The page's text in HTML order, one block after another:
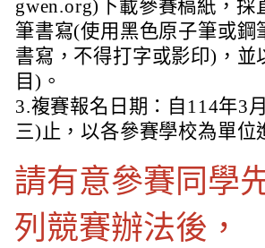
gwen.org)下載參賽稿紙，
筆書寫(使用黑色原子筆或
書寫，不得打字或影印)，
目)。
3.複賽報名日期：自114年3
三)止，以各參賽學校為單
請有意參賽同學
列競賽辦法後，